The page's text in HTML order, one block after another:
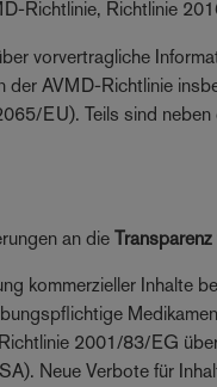
Richtlinie, Richtlinie
vorvertragliche
der AVMD-Richtlinie
EU). Teils sind neben
an die
kommerzieller Inhalte
2001/83/EG
Neue Verbote für